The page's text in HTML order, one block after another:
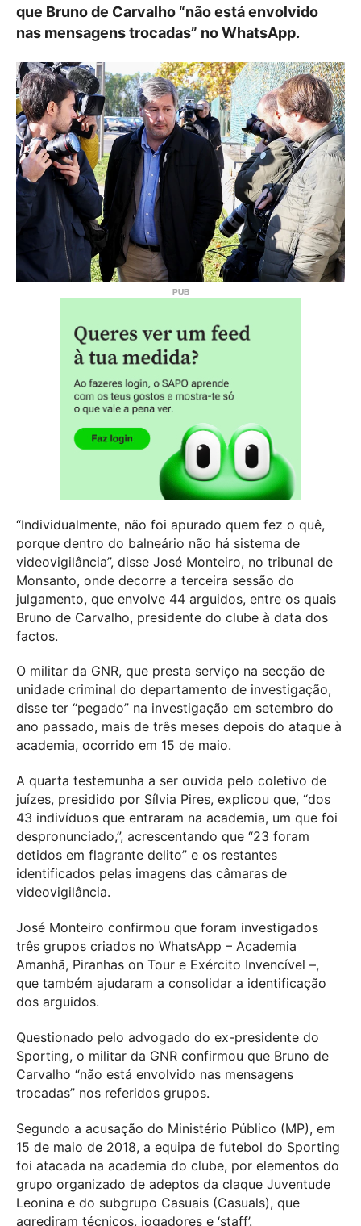
que Bruno de Carvalho “não está envolvido
nas mensagens trocadas” no WhatsApp.
“Individualmente, não foi apurado quem fez o quê,
porque dentro do balneário não há sistema de
videovigilância”, disse José Monteiro, no tribunal de
Monsanto, onde decorre a terceira sessão do
julgamento, que envolve 44 arguidos, entre os quais
Bruno de Carvalho, presidente do clube à data dos
factos.
O militar da GNR, que presta serviço na secção de
unidade criminal do departamento de investigação,
disse ter “pegado” na investigação em setembro do
ano passado, mais de três meses depois do ataque à
academia, ocorrido em 15 de maio.
A quarta testemunha a ser ouvida pelo coletivo de
juízes, presidido por Sílvia Pires, explicou que, “dos
43 indivíduos que entraram na academia, um que foi
despronunciado,”, acrescentando que “23 foram
detidos em flagrante delito” e os restantes
identificados pelas imagens das câmaras de
videovigilância.
José Monteiro confirmou que foram investigados
três grupos criados no WhatsApp – Academia
Amanhã, Piranhas on Tour e Exército Invencível –,
que também ajudaram a consolidar a identificação
dos arguidos.
Questionado pelo advogado do ex-presidente do
Sporting, o militar da GNR confirmou que Bruno de
Carvalho “não está envolvido nas mensagens
trocadas” nos referidos grupos.
Segundo a acusação do Ministério Público (MP), em
15 de maio de 2018, a equipa de futebol do Sporting
foi atacada na academia do clube, por elementos do
grupo organizado de adeptos da claque Juventude
Leonina e do subgrupo Casuais (Casuals), que
agrediram técnicos, jogadores e ‘staff’.